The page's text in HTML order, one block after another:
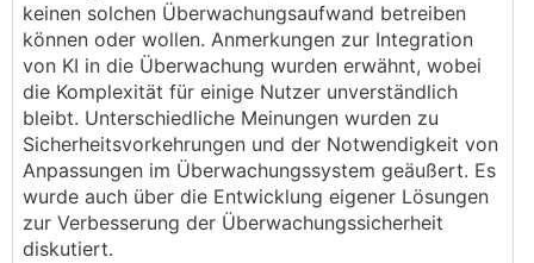
keinen solchen Überwachungsaufwand betreiben
können oder wollen. Anmerkungen zur Integration
von KI in die Überwachung wurden erwähnt, wobei
die Komplexität für einige Nutzer unverständlich
bleibt. Unterschiedliche Meinungen wurden zu
Sicherheitsvorkehrungen und der Notwendigkeit von
Anpassungen im Überwachungssystem geäußert. Es
wurde auch über die Entwicklung eigener Lösungen
zur Verbesserung der Überwachungssicherheit
diskutiert.